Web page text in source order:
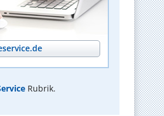
Rubrik.